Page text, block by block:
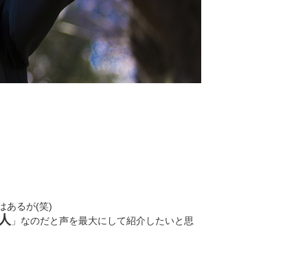
あるが(笑)
」なのだと声を最大にして紹介したいと思